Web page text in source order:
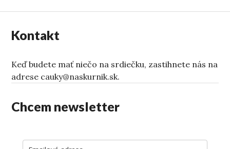
v
Kontakt
Keď budete mať niečo na srdiečku, zastihnete nás na
adrese cauky@naskurnik.sk.
Chcem newsletter